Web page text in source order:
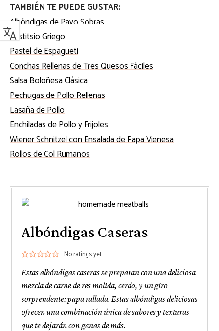
TAMBIÉN TE PUEDE GUSTAR:
Albóndigas de Pavo Sobras
Pastitsio Griego
Pastel de Espagueti
Conchas Rellenas de Tres Quesos Fáciles
Salsa Boloñesa Clásica
Pechugas de Pollo Rellenas
Lasaña de Pollo
Enchiladas de Pollo y Frijoles
Wiener Schnitzel con Ensalada de Papa Vienesa
Rollos de Col Rumanos
Albóndigas Caseras
No ratings yet
Estas albóndigas caseras se preparan con una deliciosa
mezcla de carne de res molida, cerdo, y un giro
sorprendente: papa rallada. Estas albóndigas deliciosas
ofrecen una combinación única de sabores y texturas
que te dejarán con ganas de más.